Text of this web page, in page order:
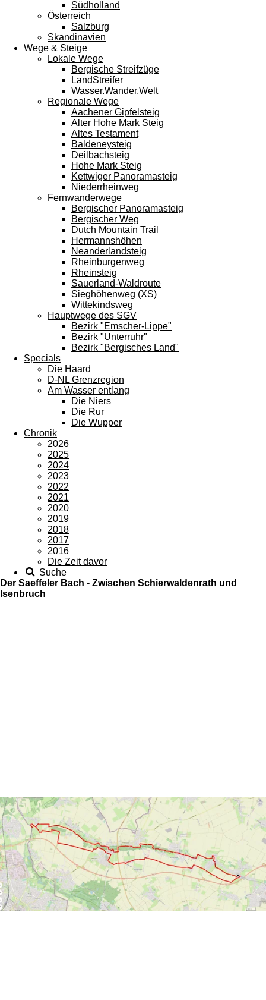
Südholland
Österreich
Salzburg
Skandinavien
Wege & Steige
Lokale Wege
Bergische Streifzüge
LandStreifer
Wasser.Wander.Welt
Regionale Wege
Aachener Gipfelsteig
Alter Hohe Mark Steig
Altes Testament
Baldeneysteig
Deilbachsteig
Hohe Mark Steig
Kettwiger Panoramasteig
Niederrheinweg
Fernwanderwege
Bergischer Panoramasteig
Bergischer Weg
Dutch Mountain Trail
Hermannshöhen
Neanderlandsteig
Rheinburgenweg
Rheinsteig
Sauerland-Waldroute
Sieghöhenweg (XS)
Wittekindsweg
Hauptwege des SGV
Bezirk "Emscher-Lippe"
Bezirk "Unterruhr"
Bezirk "Bergisches Land"
Specials
Die Haard
D-NL Grenzregion
Am Wasser entlang
Die Niers
Die Rur
Die Wupper
Chronik
2026
2025
2024
2023
2022
2021
2020
2019
2018
2017
2016
Die Zeit davor
Suche
Der Saeffeler Bach - Zwischen Schierwaldenrath und
Isenbruch